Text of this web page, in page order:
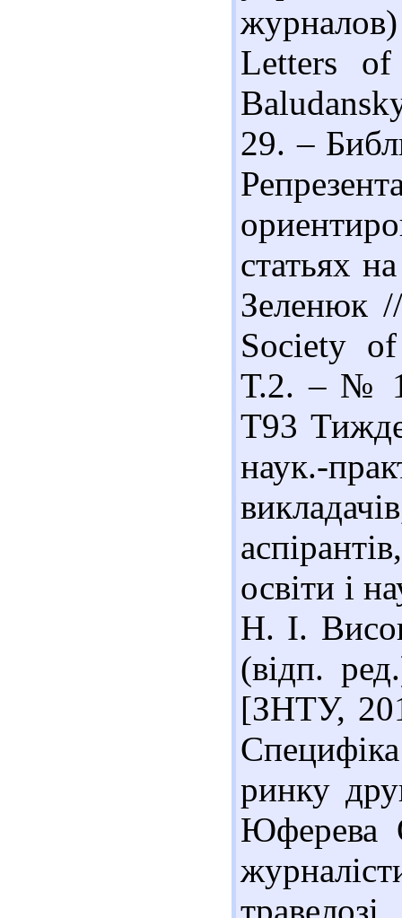
Letters
29. –
статьях
Зеленюк
Society
Т.2. – №
Т93
наук.-
освіти і
Н. І.
(відп.
[ЗНТУ,
ринку
Юферева